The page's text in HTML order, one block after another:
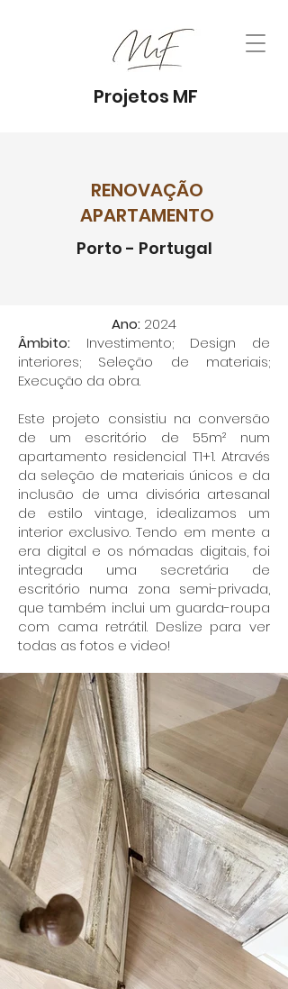
Projetos MF
RENOVAÇÃO
APARTAMENTO
Porto - Portugal
Ano: 2024
Âmbito: Investimento; Design de
interiores; Seleção de materiais;
Execução da obra.
Este projeto consistiu na conversão
de um escritório de 55m² num
apartamento residencial T1+1. Através
da seleção de materiais únicos e da
inclusão de uma divisória artesanal
de estilo vintage, idealizamos um
interior exclusivo. Tendo em mente a
era digital e os nómadas digitais, foi
integrada uma secretária de
escritório numa zona semi-privada,
que também inclui um guarda-roupa
com cama retrátil. Deslize para ver
todas as fotos e video!